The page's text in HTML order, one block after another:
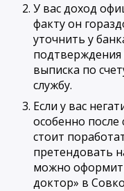
У вас доход
факту он
уточнить у
подтверждения
выписка по
службу.
Если у вас
особенно
стоит
претендовать
можно
доктор» в